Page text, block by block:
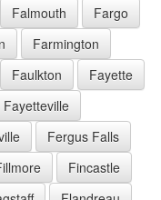
Falmouth
Fargo
Farmington
Faulkton
Fayette
Fayetteville
Fergus Falls
Fincastle